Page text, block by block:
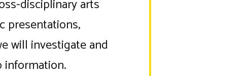
disciplinary arts
presentations,
will investigate and
information.